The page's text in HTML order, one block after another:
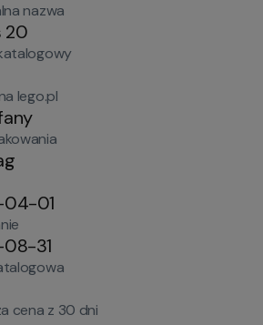
nazwa
20
lego.pl
01
31
cena z 30 dni